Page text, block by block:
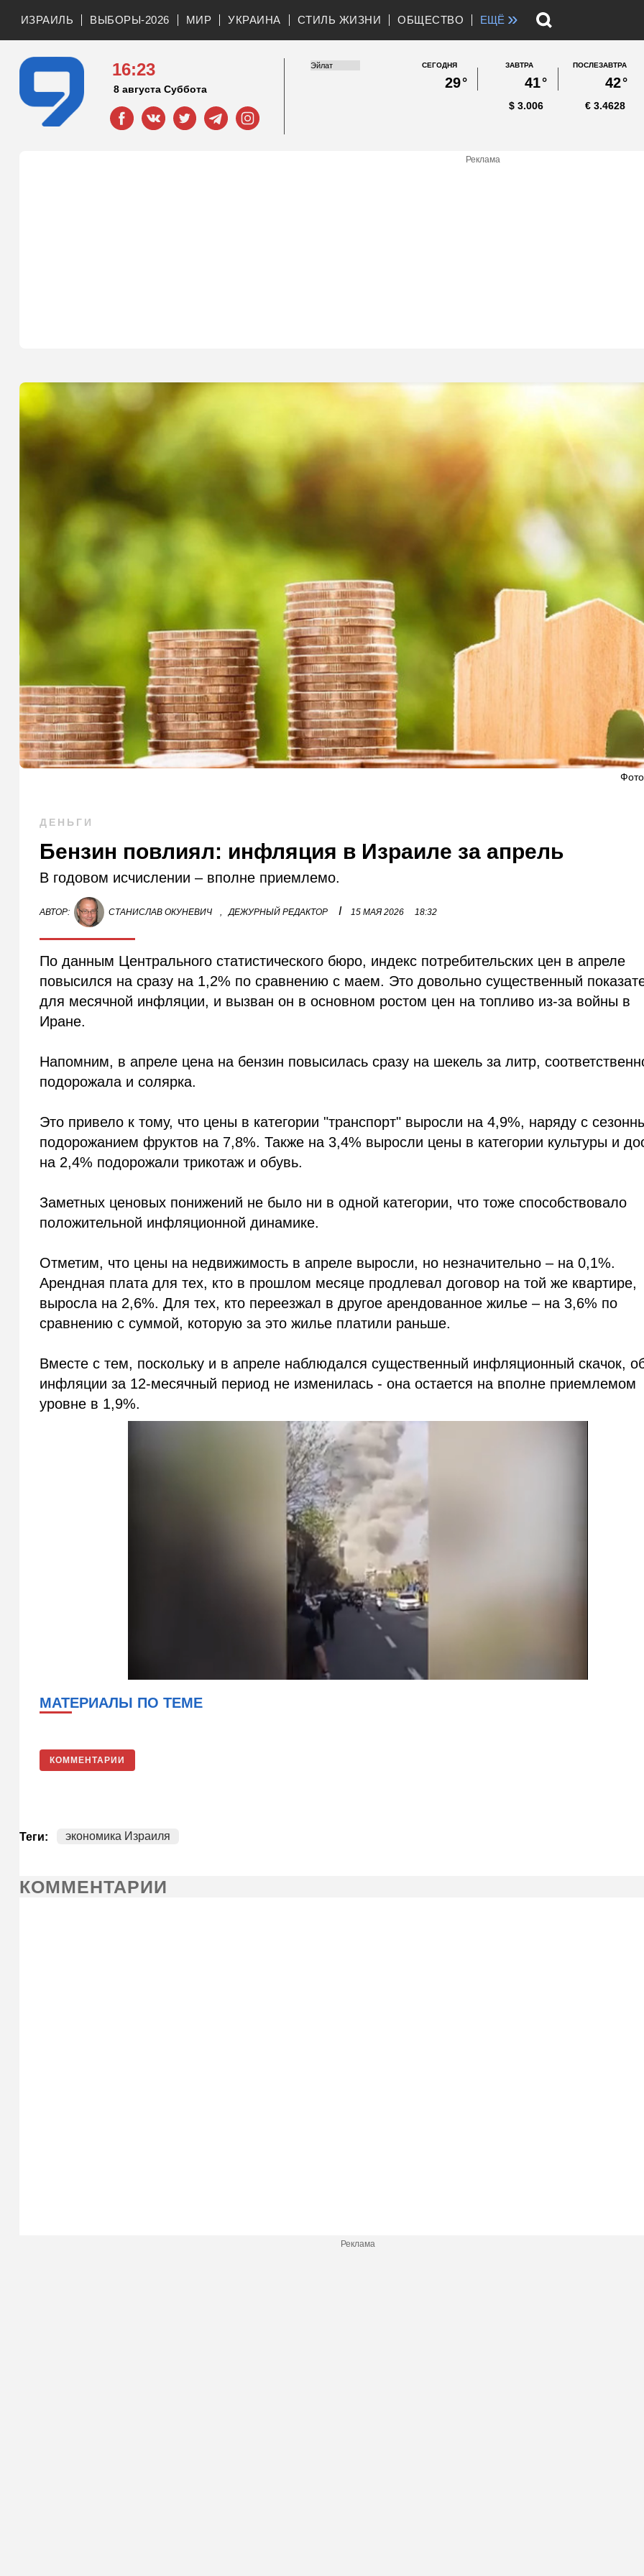
ИЗРАИЛЬ ВЫБОРЫ-2026 МИР УКРАИНА СТИЛЬ ЖИЗНИ ОБЩЕСТВО ЕЩЁ »
16:23
8 августа Суббота
СЕГОДНЯ
29°
ЗАВТРА
41°
ПОСЛЕЗАВТРА
42°
3.006
$ 3.4628
€
Реклама
ДЕНЬГИ
Бензин повлиял: инфляция в Израиле за апрель
В годовом исчислении – вполне приемлемо.
АВТОР: СТАНИСЛАВ ОКУНЕВИЧ , ДЕЖУРНЫЙ РЕДАКТОР I 15 МАЯ 2026 18:32
По данным Центрального статистического бюро, индекс потребительских цен в апреле
повысился на сразу на 1,2% по сравнению с маем. Это довольно существенный
для месячной инфляции, и вызван он в основном ростом цен на топливо из-за войны в
Иране.
Напомним, в апреле цена на бензин повысилась сразу на шекель за литр,
подорожала и солярка.
Это привело к тому, что цены в категории "транспорт" выросли на 4,9%, наряду с
подорожанием фруктов на 7,8%. Также на 3,4% выросли цены в категории культуры и
на 2,4% подорожали трикотаж и обувь.
Заметных ценовых понижений не было ни в одной категории, что тоже способствовало
положительной инфляционной динамике.
Отметим, что цены на недвижимость в апреле выросли, но незначительно – на 0,1%.
Арендная плата для тех, кто в прошлом месяце продлевал договор на той же квартире,
выросла на 2,6%. Для тех, кто переезжал в другое арендованное жилье – на 3,6% по
сравнению с суммой, которую за это жилье платили раньше.
Вместе с тем, поскольку и в апреле наблюдался существенный инфляционный скачок,
инфляции за 12-месячный период не изменилась - она остается на вполне приемлемом
уровне в 1,9%.
МАТЕРИАЛЫ ПО ТЕМЕ
КОММЕНТАРИИ
Теги: экономика Израиля
КОММЕНТАРИИ
Реклама